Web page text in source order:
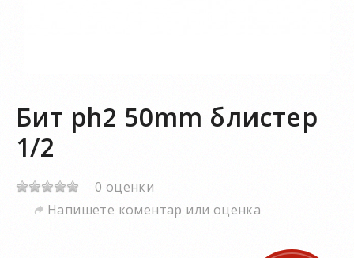
Бит ph2 50mm блистер
1/2
0 оценки
Напишете коментар или оценка